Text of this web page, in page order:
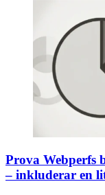
Prova Webperfs
– inkluderar en